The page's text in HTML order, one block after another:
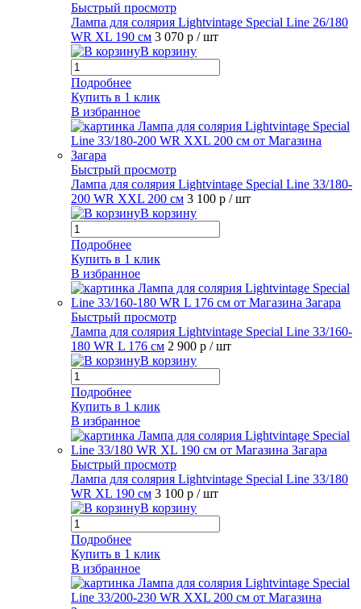
Быстрый просмотр
Лампа для солярия Lightvintage Special Line 26/180
WR XL 190 см 3 070 р / шт
В корзину
Подробнее
Купить в 1 клик
В избранное
Быстрый просмотр
Лампа для солярия Lightvintage Special Line 33/180-
200 WR XXL 200 см 3 100 р / шт
В корзину
Подробнее
Купить в 1 клик
В избранное
Быстрый просмотр
Лампа для солярия Lightvintage Special Line 33/160-
180 WR L 176 см 2 900 р / шт
В корзину
Подробнее
Купить в 1 клик
В избранное
Быстрый просмотр
Лампа для солярия Lightvintage Special Line 33/180
WR XL 190 см 3 100 р / шт
В корзину
Подробнее
Купить в 1 клик
В избранное